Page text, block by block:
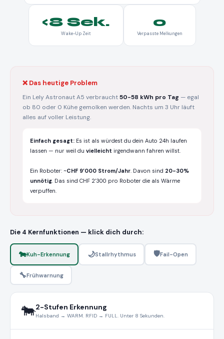
<8 Sek.
Wake-Up Zeit
0
Verpasste Melkungen
❌ Das heutige Problem
Ein Lely Astronaut A5 verbraucht50-58 kWh pro Tag — egal
ob 80 oder 0 Kühe gemolken werden. Nachts um 3 Uhr läuft
alles auf voller Leistung.
Einfach gesagt: Es ist als würdest du dein Auto 24h laufen
lassen — nur weil du vielleicht irgendwann fahren willst.
Ein Roboter: ~CHF 9’000 Strom/Jahr. Davon sind 20-30%
unnötig. Das sind CHF 2’300 pro Roboter die als Wärme
verpuffen.
Die 4 Kernfunktionen — klick dich durch:
🐄Kuh-Erkennung 🌙Stallrhythmus 🛡️Fail-Open
🔧Frühwarnung
🐄2-Stufen Erkennung
Halsband → WARM. RFID → FULL. Unter 8 Sekunden.